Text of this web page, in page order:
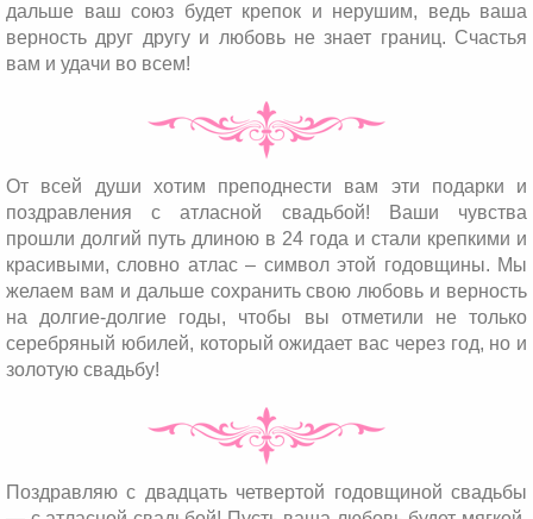
дальше ваш союз будет крепок и нерушим, ведь ваша
верность друг другу и любовь не знает границ. Счастья
вам и удачи во всем!
От всей души хотим преподнести вам эти подарки и
поздравления с атласной свадьбой! Ваши чувства
прошли долгий путь длиною в 24 года и стали крепкими и
красивыми, словно атлас – символ этой годовщины. Мы
желаем вам и дальше сохранить свою любовь и верность
на долгие-долгие годы, чтобы вы отметили не только
серебряный юбилей, который ожидает вас через год, но и
золотую свадьбу!
Поздравляю с двадцать четвертой годовщиной свадьбы